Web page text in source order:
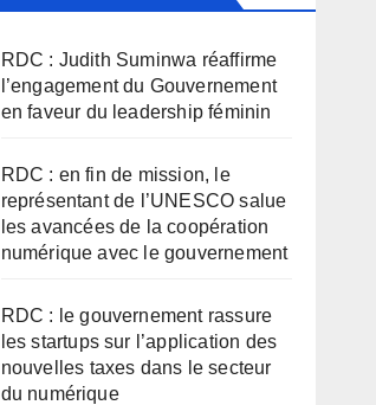
RDC : Judith Suminwa réaffirme
l’engagement du Gouvernement
en faveur du leadership féminin
RDC : en fin de mission, le
représentant de l’UNESCO salue
les avancées de la coopération
numérique avec le gouvernement
RDC : le gouvernement rassure
les startups sur l’application des
nouvelles taxes dans le secteur
du numérique